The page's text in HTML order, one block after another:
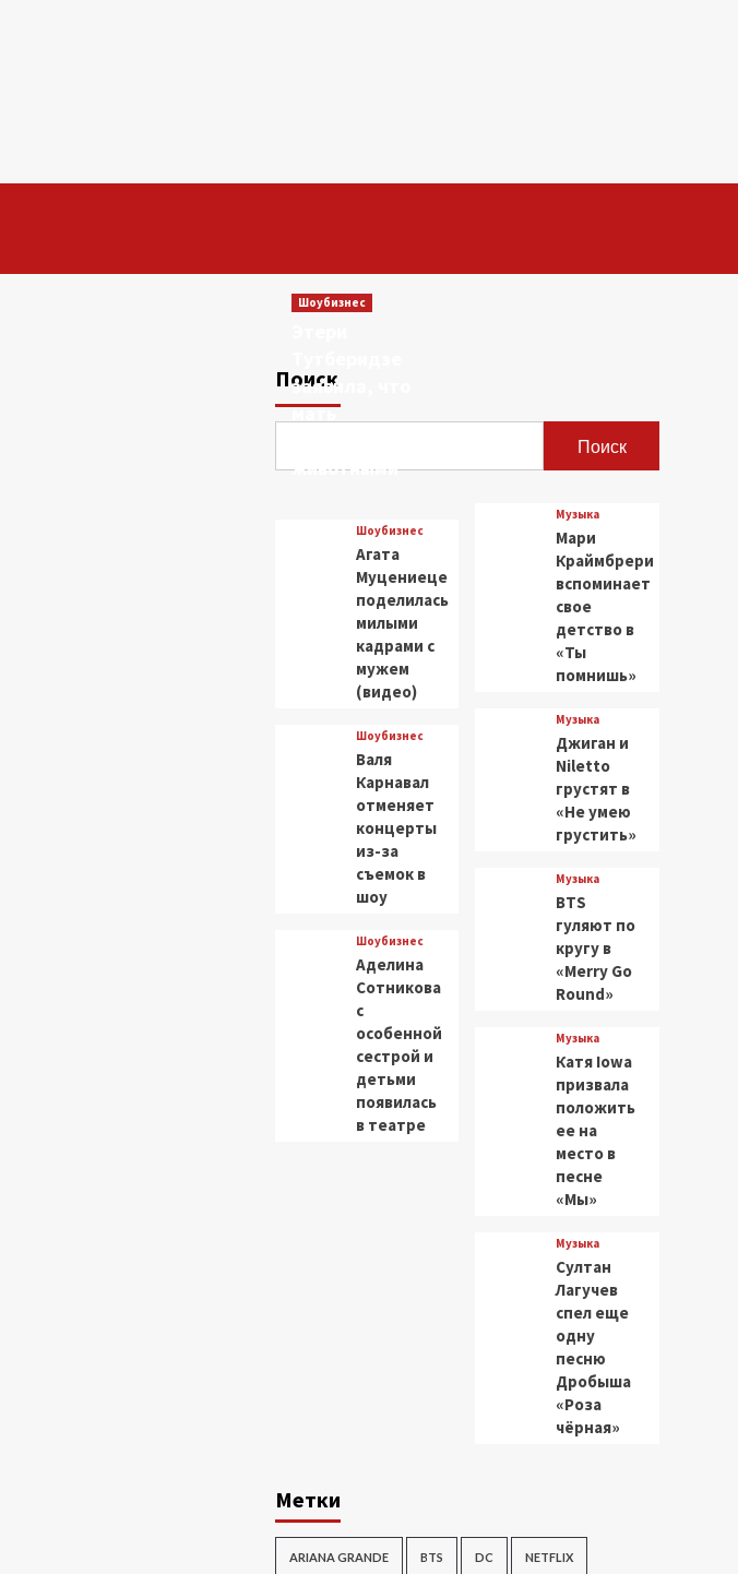
Поиск
Поиск
Шоубизнес
заявила, что
мать
животными
Шоубизнес
Агата
Муцениеце
поделилась
милыми
кадрами с
мужем
(видео)
Шоубизнес
Валя
Карнавал
отменяет
концерты
из-за
съемок в
шоу
Шоубизнес
Аделина
Сотникова
с
особенной
сестрой и
детьми
появилась
в театре
Музыка
Мари
Краймбрери
вспоминает
свое
детство в
«Ты
помнишь»
Музыка
Джиган и
Niletto
грустят в
«Не умею
грустить»
Музыка
BTS
гуляют по
кругу в
«Merry Go
Round»
Музыка
Катя Iowa
призвала
положить
ее на
место в
песне
«Мы»
Музыка
Султан
Лагучев
спел еще
одну
песню
Дробыша
«Роза
чёрная»
Метки
ARIANA GRANDE BTS DC NETFLIX